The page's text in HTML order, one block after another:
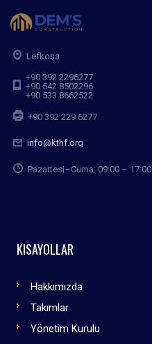
Lefkoşa
+90 392 2296277
+90 542 8502296
+90 533 8662522
+90 392 229 6277
info@kthf.org
Pazartesi–Cuma: 09:00 – 17:00
KISAYOLLAR
Hakkımızda
Takımlar
Yönetim Kurulu